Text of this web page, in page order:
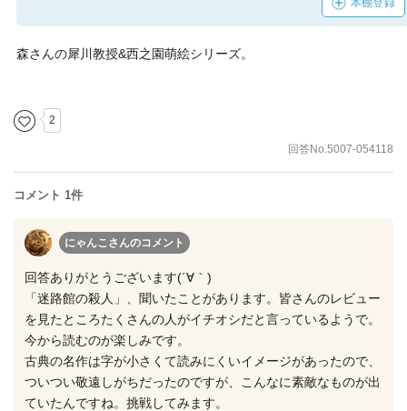
森さんの犀川教授&西之園萌絵シリーズ。
2
回答No.5007-054118
コメント 1件
にゃんこさんのコメント
回答ありがとうございます(´∀｀)
「迷路館の殺人」、聞いたことがあります。皆さんのレビュー
を見たところたくさんの人がイチオシだと言っているようで。
今から読むのが楽しみです。
古典の名作は字が小さくて読みにくいイメージがあったので、
ついつい敬遠しがちだったのですが、こんなに素敵なものが出
ていたんですね。挑戦してみます。